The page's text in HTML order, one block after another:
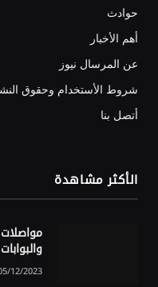
حوادث
أهم الأخبار
عن المرسال نيوز
شروط الأستخدام وحقوق
أتصل بنا
الأكثر مشاهدة
12/2023